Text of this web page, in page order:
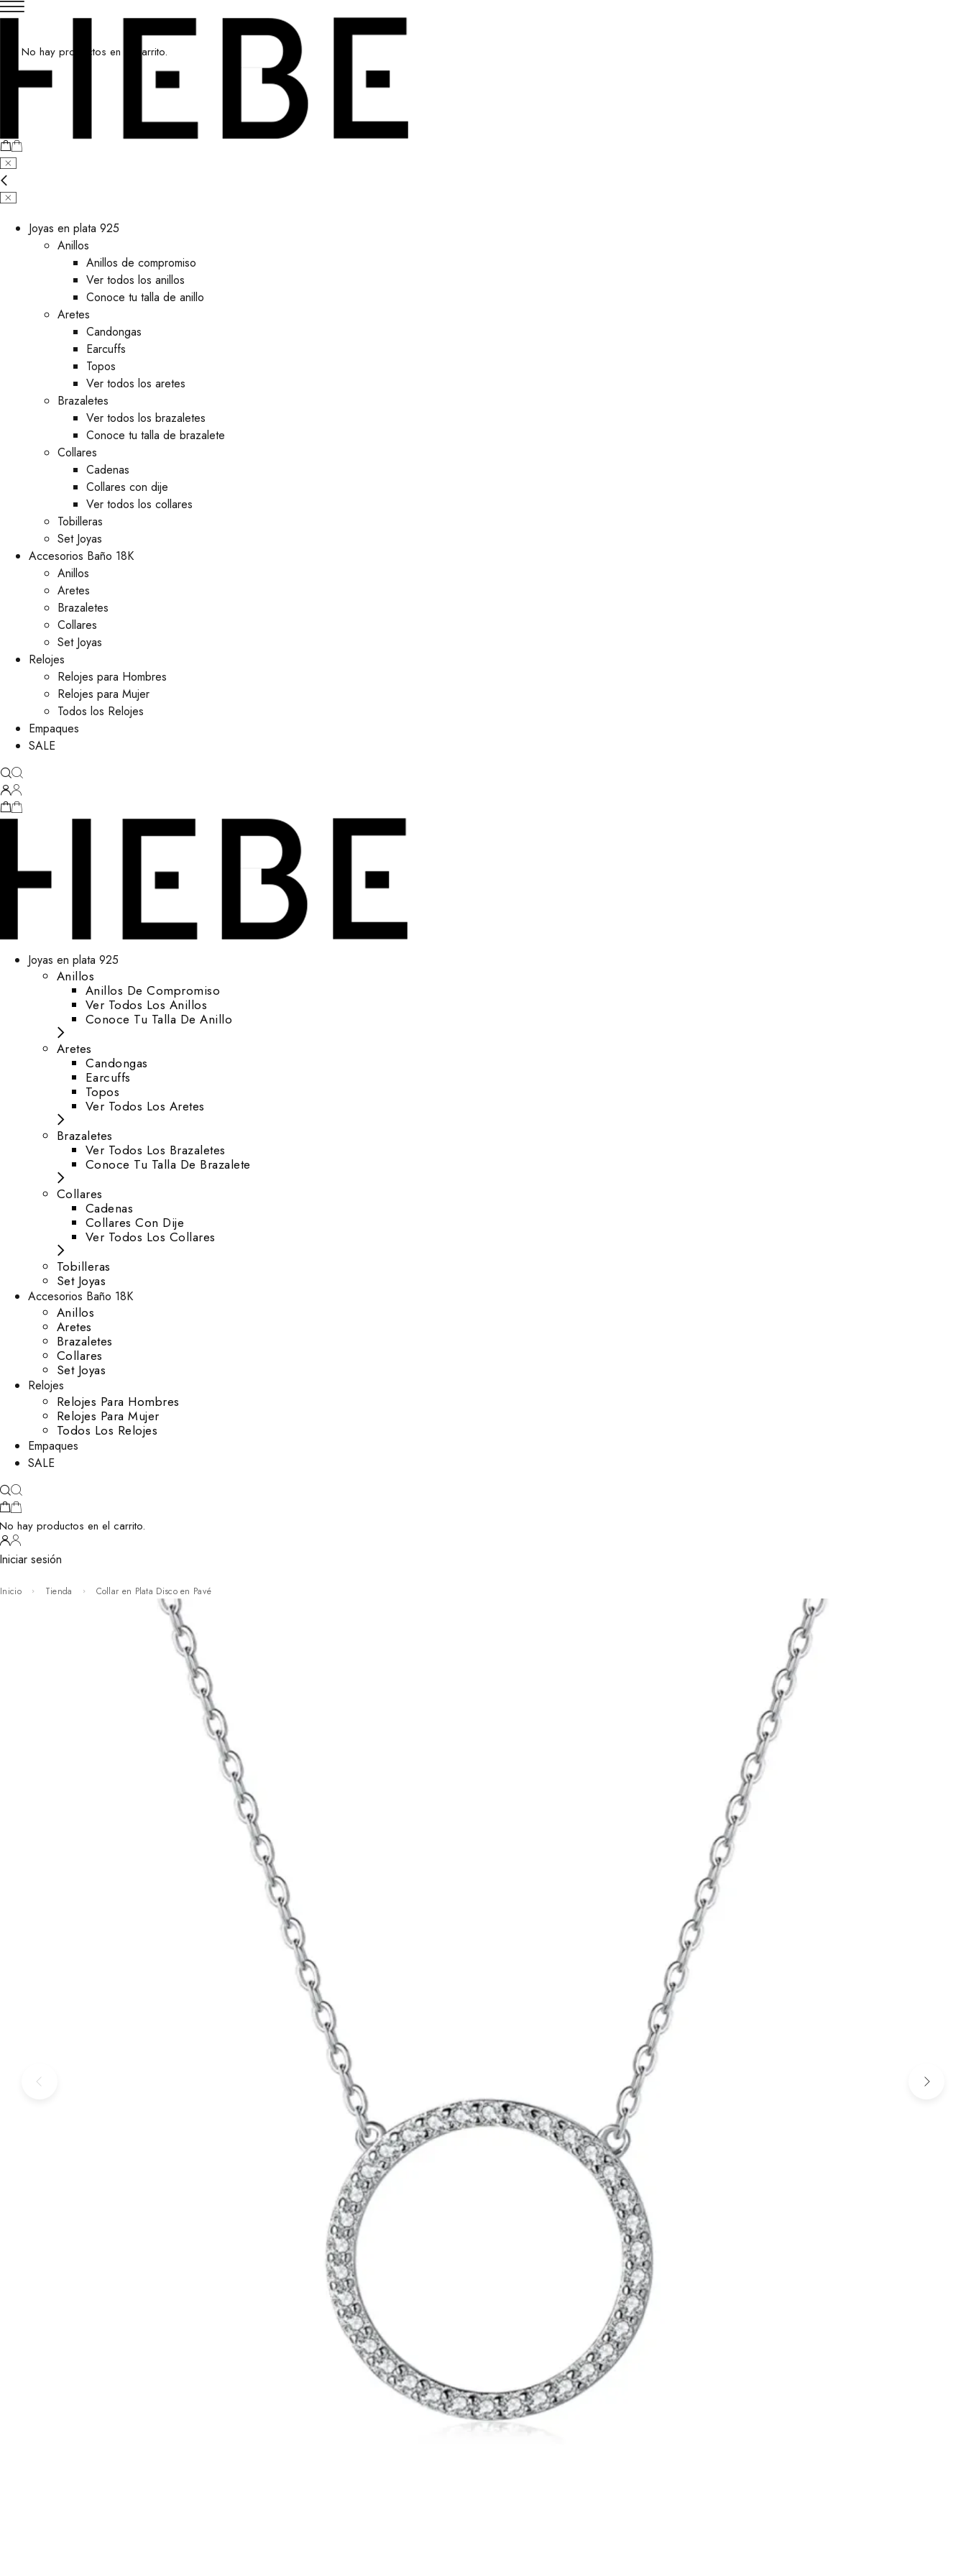
No hay productos en el carrito.
Joyas en plata 925
Anillos
Anillos de compromiso
Ver todos los anillos
Conoce tu talla de anillo
Aretes
⁠Candongas
Earcuffs
Topos
Ver todos los aretes
Brazaletes
Ver todos los brazaletes
Conoce tu talla de brazalete
Collares
Cadenas
Collares con dije
Ver todos los collares
Tobilleras
Set Joyas
Accesorios Baño 18K
Anillos
Aretes
Brazaletes
Collares
Set Joyas
Relojes
Relojes para Hombres
Relojes para Mujer
Todos los Relojes
Empaques
SALE
Joyas en plata 925
Anillos
Anillos De Compromiso
Ver Todos Los Anillos
Conoce Tu Talla De Anillo
Aretes
⁠Candongas
Earcuffs
Topos
Ver Todos Los Aretes
Brazaletes
Ver Todos Los Brazaletes
Conoce Tu Talla De Brazalete
Collares
Cadenas
Collares Con Dije
Ver Todos Los Collares
Tobilleras
Set Joyas
Accesorios Baño 18K
Anillos
Aretes
Brazaletes
Collares
Set Joyas
Relojes
Relojes Para Hombres
Relojes Para Mujer
Todos Los Relojes
Empaques
SALE
hay productos en el carrito.
sesión
Inicio Tienda Collar en Plata Disco en Pavé